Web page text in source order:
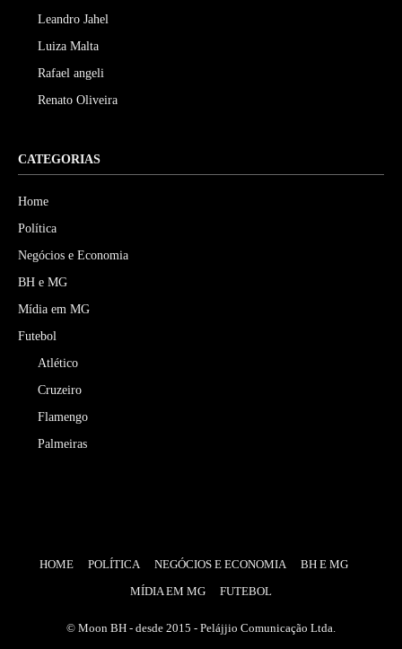
Leandro Jahel
Luiza Malta
Rafael angeli
Renato Oliveira
CATEGORIAS
Home
Política
Negócios e Economia
BH e MG
Mídia em MG
Futebol
Atlético
Cruzeiro
Flamengo
Palmeiras
HOME POLÍTICA NEGÓCIOS E ECONOMIA
BH E MG
MÍDIA EM MG
FUTEBOL
© Moon BH - desde 2015 - Pelájjio Comunicação Ltda.